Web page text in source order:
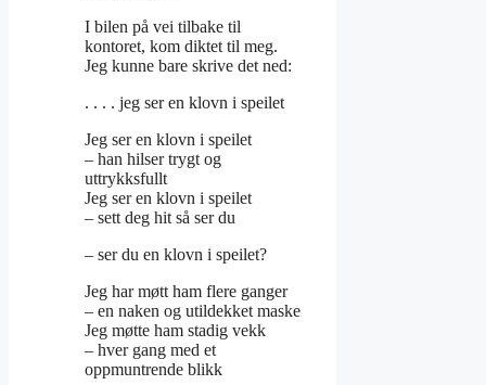
I bilen på vei tilbake til
kontoret, kom diktet til meg.
Jeg kunne bare skrive det ned:
. . . . jeg ser en klovn i speilet
Jeg ser en klovn i speilet
– han hilser trygt og
uttrykksfullt
Jeg ser en klovn i speilet
– sett deg hit så ser du
– ser du en klovn i speilet?
Jeg har møtt ham flere ganger
– en naken og utildekket maske
Jeg møtte ham stadig vekk
– hver gang med et
oppmuntrende blikk